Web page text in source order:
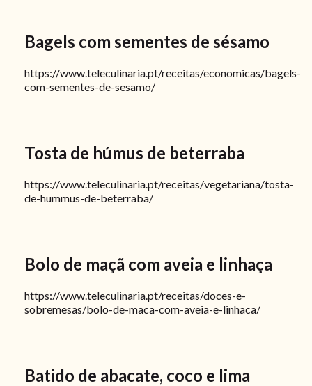
Bagels com sementes de sésamo
https://www.teleculinaria.pt/receitas/economicas/bagels-
com-sementes-de-sesamo/
Tosta de húmus de beterraba
https://www.teleculinaria.pt/receitas/vegetariana/tosta-
de-hummus-de-beterraba/
Bolo de maçã com aveia e linhaça
https://www.teleculinaria.pt/receitas/doces-e-
sobremesas/bolo-de-maca-com-aveia-e-linhaca/
Batido de abacate, coco e lima